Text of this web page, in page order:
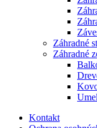
Záhradné
Záhradné
Kontakt